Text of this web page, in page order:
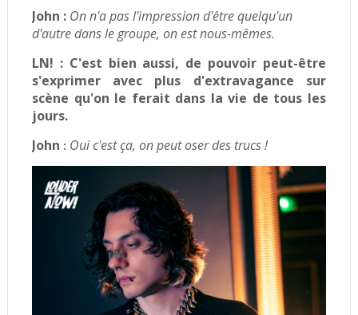
John : On n'a pas l'impression d'être quelqu'un
d'autre dans le groupe, on est nous-mêmes.
LN! : C'est bien aussi, de pouvoir peut-être
s'exprimer avec plus d'extravagance sur
scène qu'on le ferait dans la vie de tous les
jours.
John : Oui c'est ça, on peut oser des trucs !